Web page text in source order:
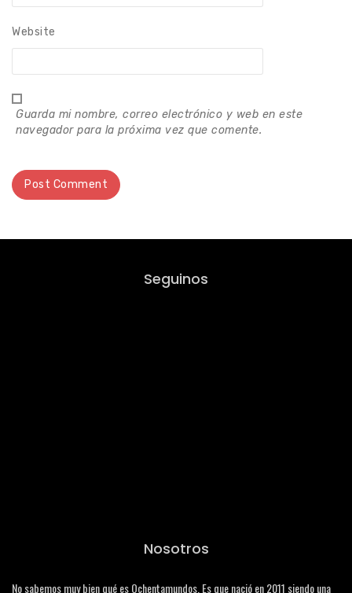
Website
Guarda mi nombre, correo electrónico y web en este
navegador para la próxima vez que comente.
Seguinos
Nosotros
No sabemos muy bien qué es Ochentamundos. Es que nació en 2011 siendo una